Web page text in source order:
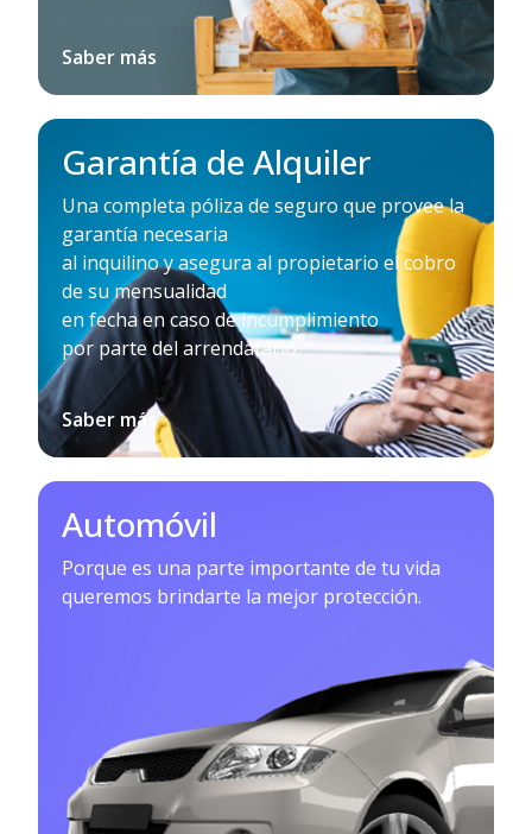
Saber más
Garantía de Alquiler
Una completa póliza de seguro que provee la
garantía necesaria
al inquilino y asegura al propietario el cobro
de su mensualidad
en fecha en caso de incumplimiento
por parte del arrendatario.
Saber más
Automóvil
Porque es una parte importante de tu vida
queremos brindarte la mejor protección.